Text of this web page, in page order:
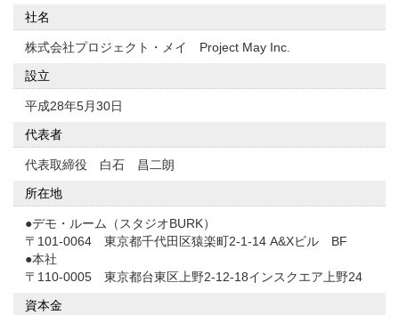
社名
株式会社プロジェクト・メイ Project May Inc.
設立
平成28年5月30日
代表者
代表取締役 白石 昌二朗
所在地
●デモ・ルーム（スタジオBURK）
〒101-0064 東京都千代田区猿楽町2-1-14 A&Xビル BF
●本社
〒110-0005 東京都台東区上野2-12-18インスクエア上野24
資本金